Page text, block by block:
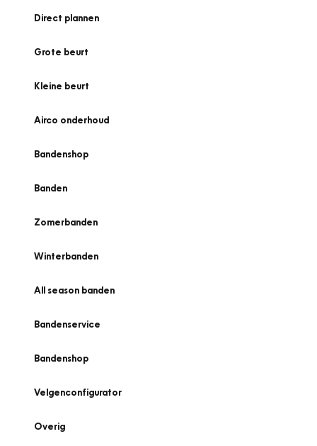
Direct plannen
Grote beurt
Kleine beurt
Airco onderhoud
Bandenshop
Banden
Zomerbanden
Winterbanden
All season banden
Bandenservice
Bandenshop
Velgenconfigurator
Overig